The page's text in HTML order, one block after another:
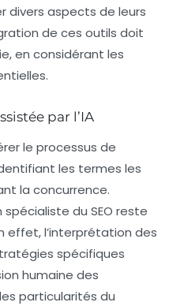
divers aspects de leurs
de ces outils doit
en considérant les
par l’IA
le processus de
les termes les
la concurrence.
spécialiste du SEO reste
effet, l’interprétation des
spécifiques
humaine des
particularités du